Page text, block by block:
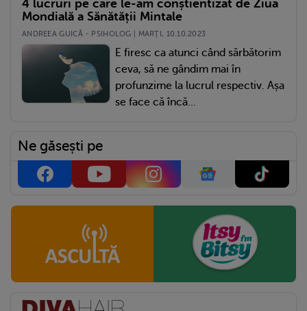
4 lucruri pe care le-am conștientizat de Ziua
Mondială a Sănătății Mintale
ANDREEA GUICĂ - PSIHOLOG | MARŢI, 10.10.2023
E firesc ca atunci când sărbătorim
ceva, să ne gândim mai în
profunzime la lucrul respectiv. Așa
se face că încă...
Ne găsești pe